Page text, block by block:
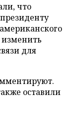
что
изменить
для
оставили